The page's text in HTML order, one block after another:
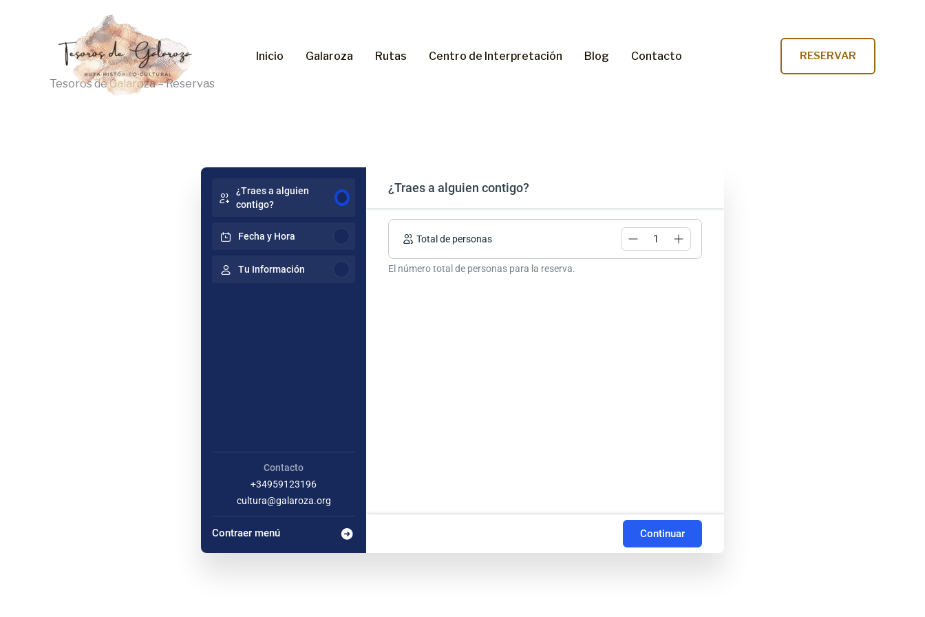
Inicio
Galaroza Rutas Centro de Interpretación Blog Contacto RESERVAR
Tesoros de Galaroza – Reservas
¿Traes a alguien
contigo?
Fecha y Hora
Tu Información
Contacto
+34959123196
cultura@galaroza.org
Contraer menú
¿Traes a alguien contigo?
Total de personas
El número total de personas para la reserva.
Continuar